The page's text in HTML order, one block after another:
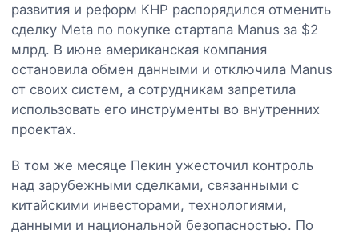
развития и реформ КНР распорядился отменить
сделку Meta по покупке стартапа Manus за $2
млрд. В июне американская компания
остановила обмен данными и отключила Manus
от своих систем, а сотрудникам запретила
использовать его инструменты во внутренних
проектах.
В том же месяце Пекин ужесточил контроль
над зарубежными сделками, связанными с
китайскими инвесторами, технологиями,
данными и национальной безопасностью. По